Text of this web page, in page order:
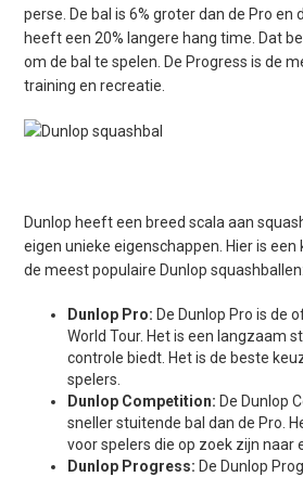
perse. De bal is 6% groter dan de Pro en
heeft een 20% langere hang time. Dat
om de bal te spelen. De Progress is de
training en recreatie.
Dunlop heeft een breed scala aan
eigen unieke eigenschappen. Hier is een
de meest populaire Dunlop squashballen:
Dunlop Pro: De Dunlop Pro is de
World Tour. Het is een langzaam
controle biedt. Het is de beste
spelers.
Dunlop Competition: De Dunlop
sneller stuitende bal dan de Pro.
voor spelers die op zoek zijn naar
Dunlop Progress: De Dunlop